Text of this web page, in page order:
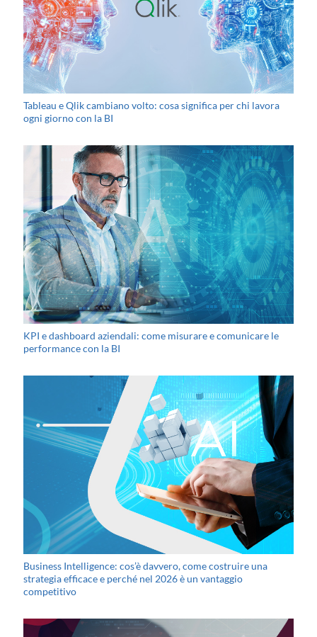
Tableau e Qlik cambiano volto: cosa significa per chi lavora
ogni giorno con la BI
KPI e dashboard aziendali: come misurare e comunicare le
performance con la BI
Business Intelligence: cos’è davvero, come costruire una
strategia efficace e perché nel 2026 è un vantaggio
competitivo